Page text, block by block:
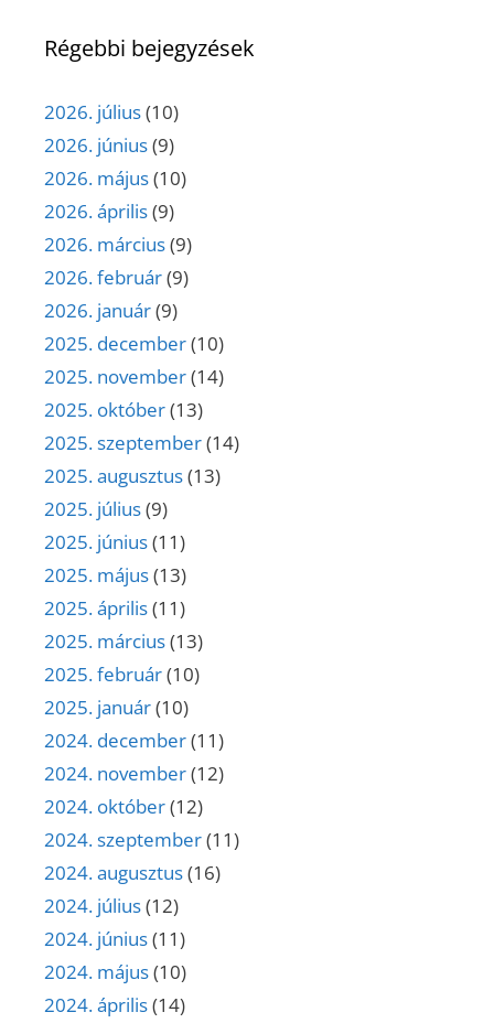
Régebbi bejegyzések
2026. július(10)
2026. június(9)
2026. május(10)
2026. április(9)
2026. március(9)
2026. február(9)
2026. január(9)
2025. december(10)
2025. november(14)
2025. október(13)
2025. szeptember(14)
2025. augusztus(13)
2025. július(9)
2025. június(11)
2025. május(13)
2025. április(11)
2025. március(13)
2025. február(10)
2025. január(10)
2024. december(11)
2024. november(12)
2024. október(12)
2024. szeptember(11)
2024. augusztus(16)
2024. július(12)
2024. június(11)
2024. május(10)
2024. április(14)